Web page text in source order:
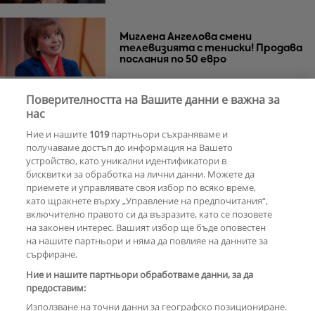
Миглена Ангелова смени
телевизията с тениски! Продава
послания по 50 евро
РЕКЛАМА
КОМЕНТАРИ
Поверителността на Вашите данни е важна за
нас
Ние и нашите 1019партньори съхраняваме и
получаваме достъп до информация на Вашето
устройство, като уникални идентификатори в
бисквитки за обработка на лични данни. Можете да
приемете и управлявате своя избор по всяко време,
като щракнете върху „Управление на предпочитания“,
включително правото си да възразите, като се позовете
на законен интерес. Вашият избор ще бъде оповестен
на нашите партньори и няма да повлияе на данните за
сърфиране.
Ние и нашите партньори обработваме данни, за да
предоставим:
Използване на точни данни за географско позициониране.